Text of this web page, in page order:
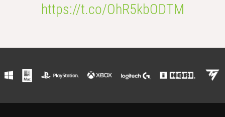
https://t.co/OhR5kbODTM